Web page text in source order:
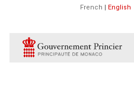
French | English